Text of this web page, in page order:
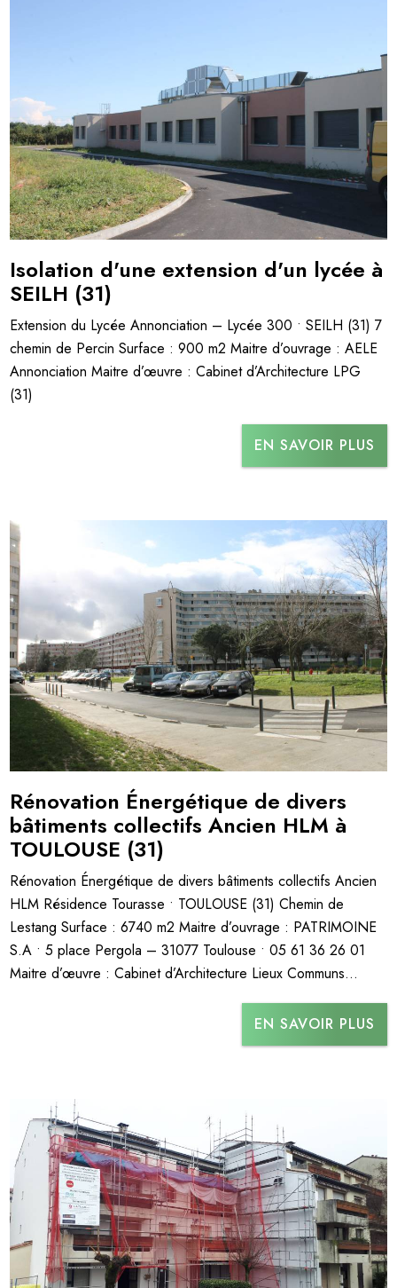
Isolation d'une extension d'un lycée à
SEILH (31)
Extension du Lycée Annonciation – Lycée 300 • SEILH (31) 7
chemin de Percin Surface : 900 m2 Maitre d’ouvrage : AELE
Annonciation Maitre d’œuvre : Cabinet d’Architecture LPG
(31)
EN SAVOIR PLUS
Rénovation Énergétique de divers
bâtiments collectifs Ancien HLM à
TOULOUSE (31)
Rénovation Énergétique de divers bâtiments collectifs Ancien
HLM Résidence Tourasse • TOULOUSE (31) Chemin de
Lestang Surface : 6740 m2 Maitre d’ouvrage : PATRIMOINE
S.A • 5 place Pergola – 31077 Toulouse • 05 61 36 26 01
Maitre d’œuvre : Cabinet d’Architecture Lieux Communs...
EN SAVOIR PLUS